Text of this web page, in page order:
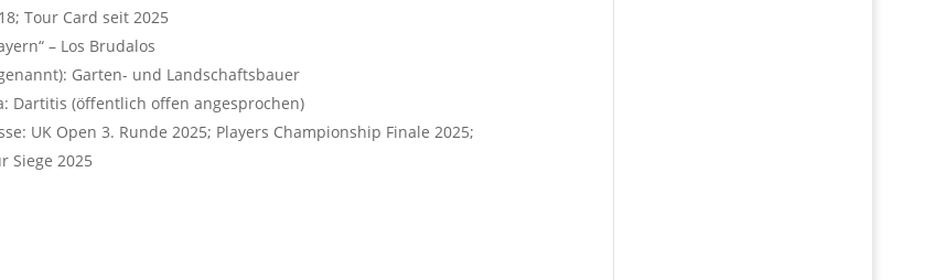
Tour Card seit 2025
– Los Brudalos
Garten- und Landschaftsbauer
Dartitis (öffentlich offen angesprochen)
UK Open 3. Runde 2025; Players Championship Finale 2025;
Siege 2025